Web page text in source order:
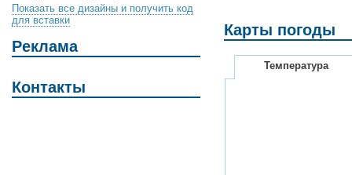
Показать все дизайны и получить код
для вставки
Реклама
Контакты
Карты погоды
Температура